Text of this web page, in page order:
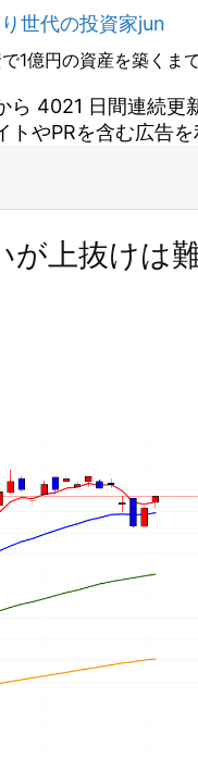
世代の投資家jun
1億円の資産を築くま
4021 日間連続更
トやPRを含む広告
が上抜けは